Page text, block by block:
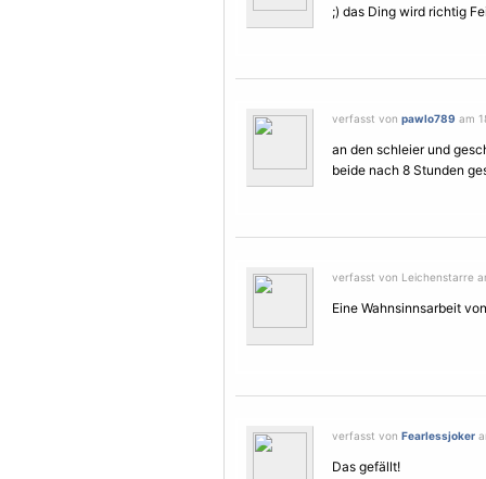
;) das Ding wird richtig
verfasst von pawlo789 am
an den schleier und
beide nach 8 Stunden
verfasst von Leichenstarre
Eine Wahnsinnsarbeit
verfasst von Fearlessjoker
Das gefällt!